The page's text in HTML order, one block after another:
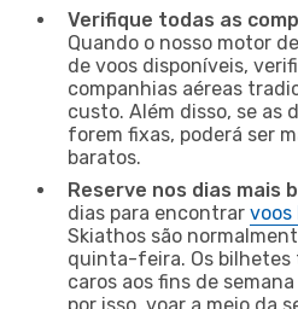
Verifique todas as
Quando o nosso motor
de voos disponíveis,
companhias aéreas
custo. Além disso, se as
forem fixas, poderá ser
baratos.
Reserve nos dias mais
dias para encontrar voos
Skiathos são
quinta-feira. Os bilhetes
caros aos fins de